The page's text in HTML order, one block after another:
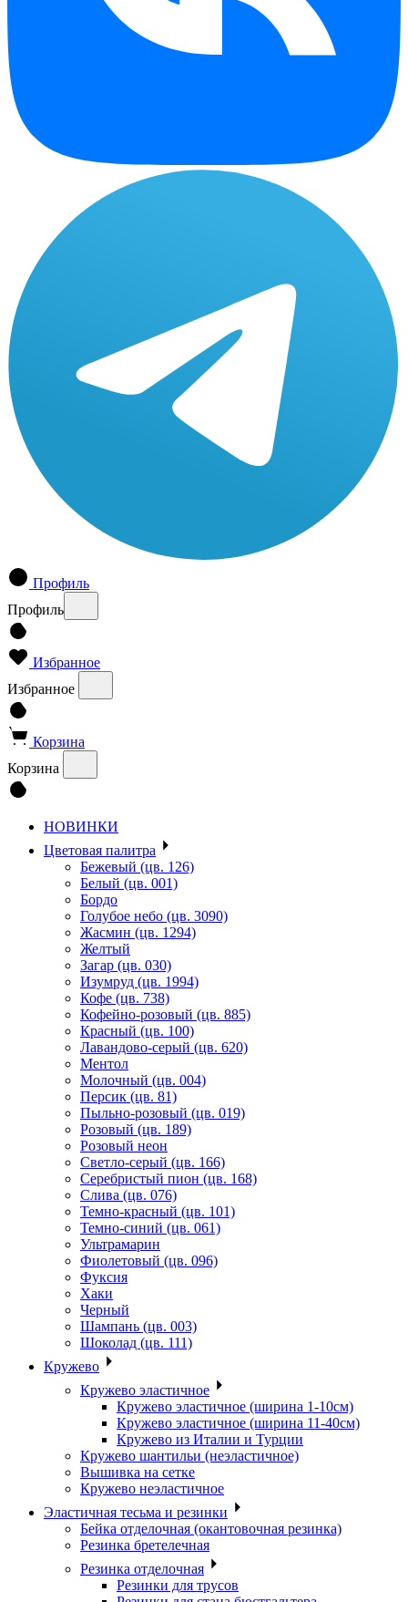
Профиль
Профиль
Избранное
Избранное
Корзина
Корзина
НОВИНКИ
Цветовая палитра
Бежевый (цв. 126)
Белый (цв. 001)
Бордо
Голубое небо (цв. 3090)
Жасмин (цв. 1294)
Желтый
Загар (цв. 030)
Изумруд (цв. 1994)
Кофе (цв. 738)
Кофейно-розовый (цв. 885)
Красный (цв. 100)
Лавандово-серый (цв. 620)
Ментол
Молочный (цв. 004)
Персик (цв. 81)
Пыльно-розовый (цв. 019)
Розовый (цв. 189)
Розовый неон
Светло-серый (цв. 166)
Серебристый пион (цв. 168)
Слива (цв. 076)
Темно-красный (цв. 101)
Темно-синий (цв. 061)
Ультрамарин
Фиолетовый (цв. 096)
Фуксия
Хаки
Черный
Шампань (цв. 003)
Шоколад (цв. 111)
Кружево
Кружево эластичное
Кружево эластичное (ширина 1-10см)
Кружево эластичное (ширина 11-40см)
Кружево из Италии и Турции
Кружево шантильи (неэластичное)
Вышивка на сетке
Кружево неэластичное
Эластичная тесьма и резинки
Бейка отделочная (окантовочная резинка)
Резинка бретелечная
Резинка отделочная
Резинки для трусов